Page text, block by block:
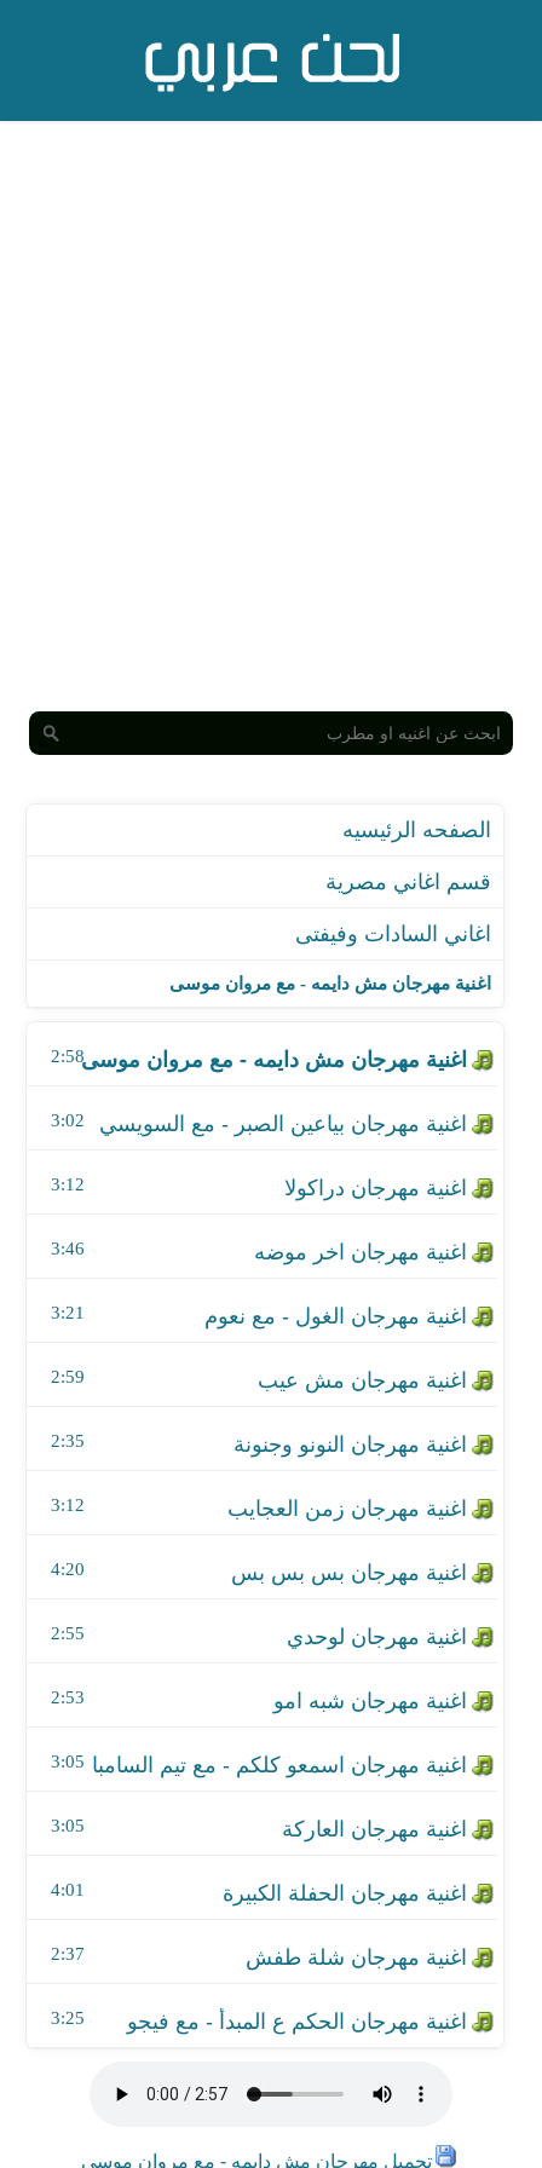
قسم اغاني مصرية
اغنية مهرجان مش دايمه - مع مروان موسى
اغنية مهرجان مش دايمه - مع مروان موسى
2:58
اغنية مهرجان بياعين الصبر - مع السويسي
3:02
اغنية مهرجان دراكولا
3:12
3:46
3:21
2:59
اغنية مهرجان النونو وجنونة
2:35
اغنية مهرجان زمن العجايب
3:12
اغنية مهرجان بس بس بس
4:20
2:55
2:53
3:05
اغنية مهرجان العاركة
3:05
اغنية مهرجان الحفلة الكبيرة
4:01
اغنية مهرجان شلة طفش
2:37
3:25
تحميل مهرجان مش دايمه - مع مروان موسى